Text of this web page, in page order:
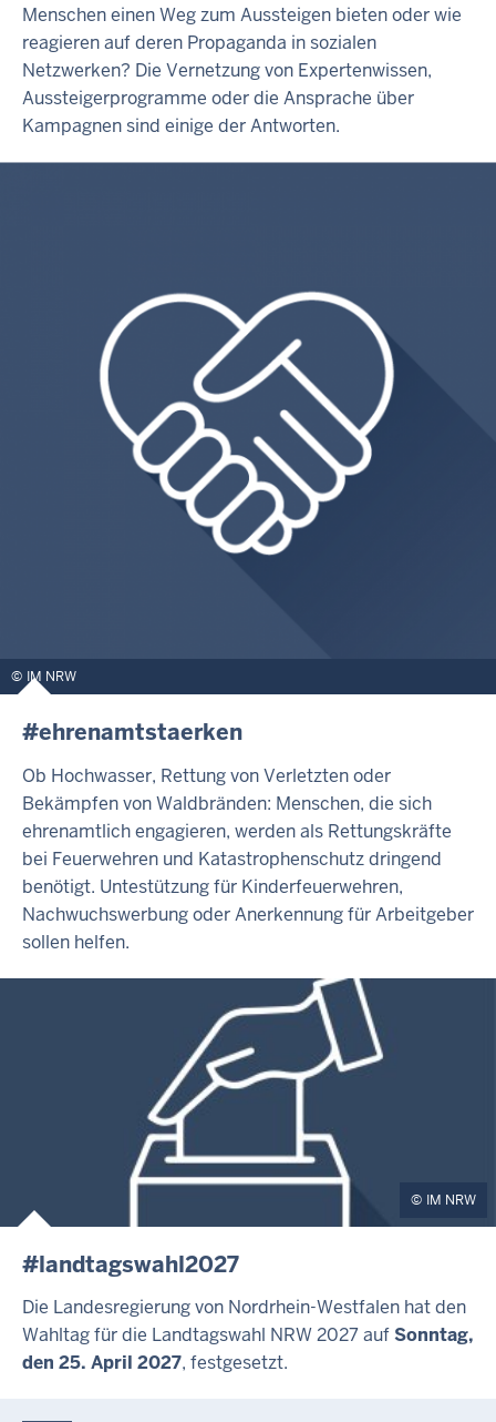
Menschen einen Weg zum Aussteigen bieten oder wie
reagieren auf deren Propaganda in sozialen
Netzwerken? Die Vernetzung von Expertenwissen,
Aussteigerprogramme oder die Ansprache über
Kampagnen sind einige der Antworten.
IM NRW
#ehrenamtstaerken
Ob Hochwasser, Rettung von Verletzten oder
Bekämpfen von Waldbränden: Menschen, die sich
ehrenamtlich engagieren, werden als Rettungskräfte
bei Feuerwehren und Katastrophenschutz dringend
benötigt. Untestützung für Kinderfeuerwehren,
Nachwuchswerbung oder Anerkennung für Arbeitgeber
sollen helfen.
IM NRW
#landtagswahl2027
Die Landesregierung von Nordrhein-Westfalen hat den
Wahltag für die Landtagswahl NRW 2027 aufSonntag,
den 25. April 2027, festgesetzt.